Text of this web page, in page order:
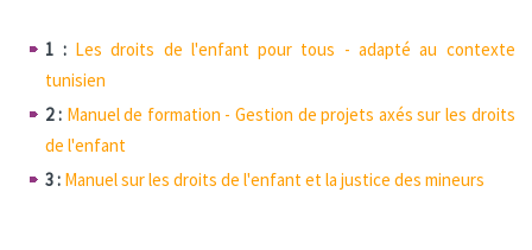
1 : Les droits de l'enfant pour tous - adapté au contexte
tunisien
2 : Manuel de formation - Gestion de projets axés sur les droits
de l'enfant
3 : Manuel sur les droits de l'enfant et la justice des mineurs